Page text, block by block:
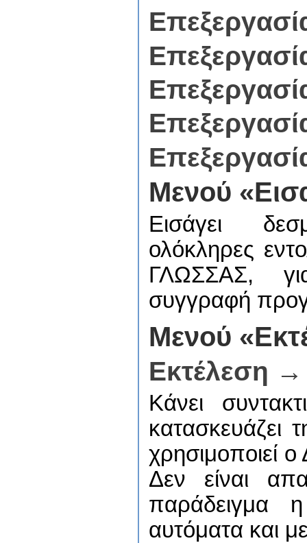
Μενού
Εισάγει
ολόκληρες
ΓΛΩΣΣΑΣ,
συγγραφή
Μενού
Εκτέλεση →
Κάνει
κατασκευάζει
χρησιμοποιεί ο
Δεν είναι
παράδειγμα
αυτόματα και